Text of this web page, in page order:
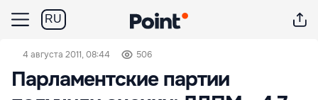
RU
4 августа 2011, 08:44 506
Парламентские партии